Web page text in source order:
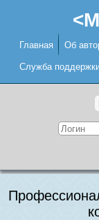
Главная Об
Служба